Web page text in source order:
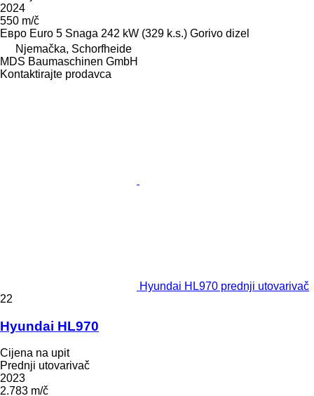
2024
550 m/č
Евро Euro 5 Snaga 242 kW (329 k.s.) Gorivo dizel
Njemačka, Schorfheide
MDS Baumaschinen GmbH
Kontaktirajte prodavca
Hyundai HL970 prednji utovarivač
22
Hyundai HL970
Cijena na upit
Prednji utovarivač
2023
2.783 m/č